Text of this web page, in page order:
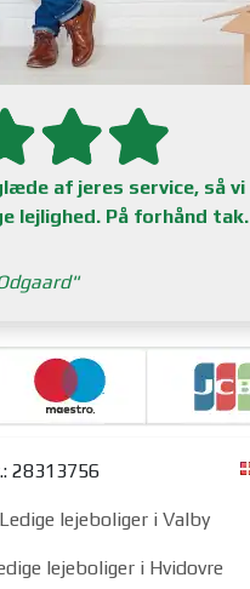
af jeres service, så vi
lejlighed. På forhånd tak.
28313756
Ledige lejeboliger i Valby
lejeboliger i Hvidovre